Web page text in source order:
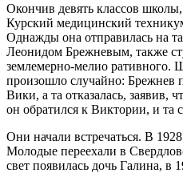
Окончив девять классов
Курский медицинский
Однажды она отправилась на
Леонидом Брежневым, также
землемерно-мелио ративного.
произошло случайно: Брежнев
Вики, а та отказалась, заявив,
он обратился к Виктории, и та
Они начали встречаться. В 1928
Молодые переехали в
свет появилась дочь Галина,